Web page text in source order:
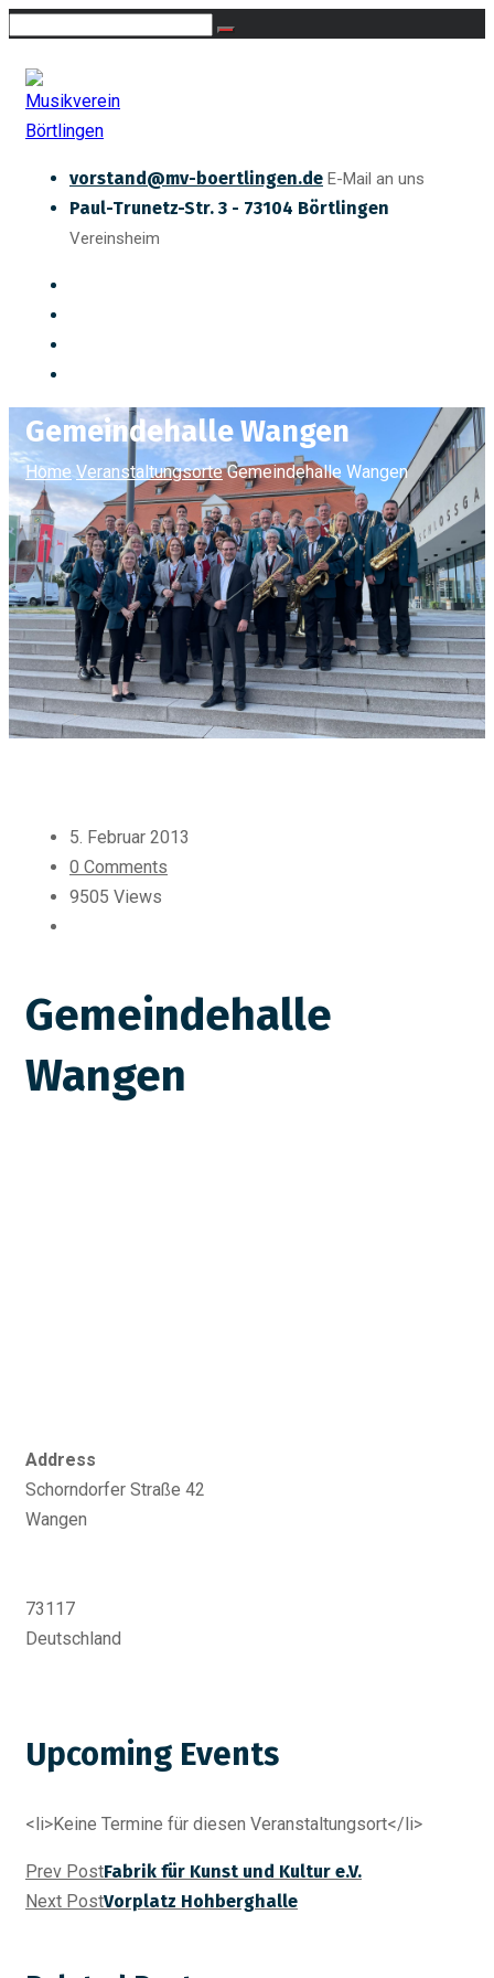
vorstand@mv-boertlingen.de E-Mail an uns
Paul-Trunetz-Str. 3 - 73104 Börtlingen
Vereinsheim
Gemeindehalle Wangen
Home Veranstaltungsorte Gemeindehalle Wangen
5. Februar 2013
0 Comments
9505 Views
Gemeindehalle
Wangen
Address
Schorndorfer Straße 42
Wangen
73117
Deutschland
Upcoming Events
<li>Keine Termine für diesen Veranstaltungsort</li>
Prev PostFabrik für Kunst und Kultur e.V.
Next PostVorplatz Hohberghalle